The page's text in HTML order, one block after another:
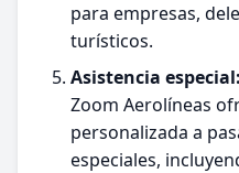
para empresas,
turísticos.
Asistencia especial:
Zoom Aerolíneas
personalizada a
especiales,